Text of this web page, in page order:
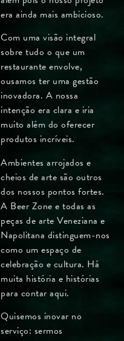
era ainda mais ambicioso.
Com uma visão integral
sobre tudo o que um
restaurante envolve,
ousamos ter uma gestão
inovadora. A nossa
intenção era clara e iria
muito além do oferecer
produtos incríveis.
Ambientes arrojados e
cheios de arte são outros
dos nossos pontos fortes.
A Beer Zone e todas as
peças de arte Veneziana e
Napolitana distinguem-nos
como um espaço de
celebração e cultura. Há
muita história e histórias
para contar aqui.
Quisemos inovar no
serviço: sermos